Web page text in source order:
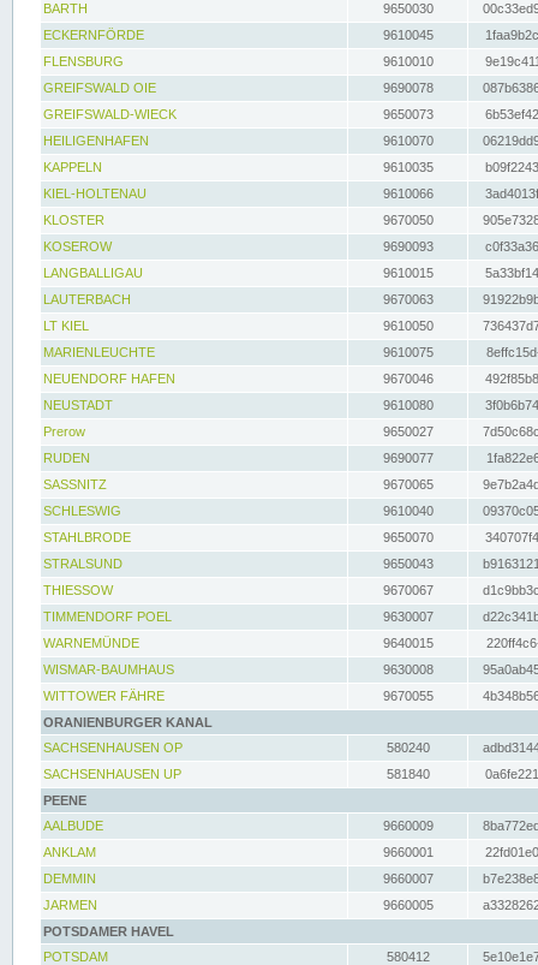
BARTH
9650030
ECKERNFÖRDE
9610045
FLENSBURG
9610010
GREIFSWALD OIE
9690078
GREIFSWALD-WIECK
9650073
HEILIGENHAFEN
9610070
KAPPELN
9610035
KIEL-HOLTENAU
9610066
KLOSTER
9670050
KOSEROW
9690093
LANGBALLIGAU
9610015
LAUTERBACH
9670063
LT KIEL
9610050
MARIENLEUCHTE
9610075
NEUENDORF HAFEN
9670046
NEUSTADT
9610080
Prerow
9650027
RUDEN
9690077
SASSNITZ
9670065
SCHLESWIG
9610040
STAHLBRODE
9650070
STRALSUND
9650043
THIESSOW
9670067
TIMMENDORF POEL
9630007
WARNEMÜNDE
9640015
WISMAR-BAUMHAUS
9630008
WITTOWER FÄHRE
9670055
ORANIENBURGER KANAL
SACHSENHAUSEN OP
580240
SACHSENHAUSEN UP
581840
PEENE
AALBUDE
9660009
ANKLAM
9660001
DEMMIN
9660007
JARMEN
9660005
POTSDAMER HAVEL
POTSDAM
580412